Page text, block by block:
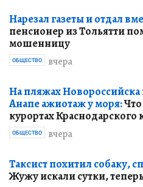
Нарезал газеты и отдал
пенсионер из Тольятти
мошенницу
вчера
ОБЩЕСТВО
На пляжах Новороссийска
Анапе ажиотаж у моря:
курортах Краснодарского
вчера
ОБЩЕСТВО
Таксист похитил собаку,
Жужу искали сутки,